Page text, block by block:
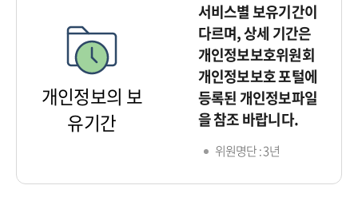
개인정보의 보
유기간
서비스별 보유기간이
다르며, 상세 기간은
개인정보보호위원회
개인정보보호 포털에
등록된 개인정보파일
을 참조 바랍니다.
위원명단 : 3년